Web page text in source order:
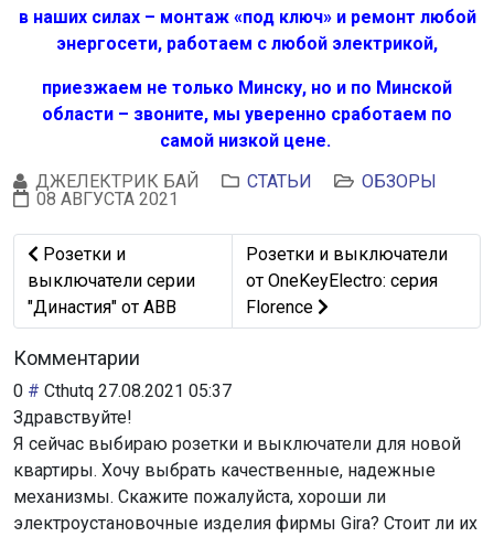
в наших силах – монтаж «под ключ» и ремонт любой
энергосети, работаем с любой электрикой,
приезжаем не только Минску, но и по Минской
области – звоните, мы уверенно сработаем по
самой низкой цене.
ДЖЕЛЕКТРИК БАЙ
СТАТЬИ
ОБЗОРЫ
08 АВГУСТА 2021
Предыдущий: Розетки и выключатели серии "Династия"
Розетки и
выключатели серии
"Династия" от ABB
Следующий: Розетки и
Розетки и выключатели
от OneKeyElectro: серия
Florence
Комментарии
0 # Cthutq 27.08.2021 05:37
Здравствуйте!
Я сейчас выбираю розетки и выключатели для новой
квартиры. Хочу выбрать качественные, надежные
механизмы. Скажите пожалуйста, хороши ли
электроустановочные изделия фирмы Gira? Стоит ли их